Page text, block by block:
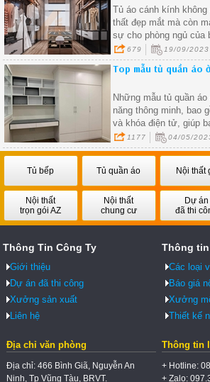
Tủ áo cánh kính
thất đẹp mắt mà còn
sự cho phòng ngủ của
679 19/09/2023
Top mẫu tủ quần áo
Những mẫu tủ quần
năng thông minh, bao
và khóa điện tử, giúp
trữ quần áo một cách
1177 04/05/
Tủ bếp Tủ quần áo Nội thất
Nội thất
trọn gói AZ
Nội thất
chung cư
Dự án
đã thi
Thông Tin Công Ty
Giới thiệu
Dự án đã thi công
Xưởng sản xuất
Liên hệ
Thông
Các loại
Báo giá
Xưởng
Thiết kế
Địa chỉ văn phòng
Địa chỉ: 466 Bình Giã, Nguyễn An
Ninh, Tp Vũng Tàu, BRVT.
Thông tin
+ Hotline:
+ Zalo: